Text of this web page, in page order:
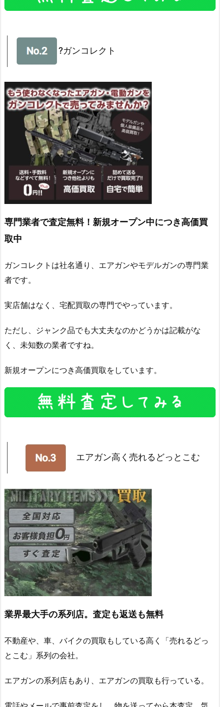
?ガンコレクト
専門業者で査定無料！新規オープン中につき高価買
取中
ガンコレクトは社名通り、エアガンやモデルガンの専門業
者です。
実店舗はなく、宅配買取の専門でやっています。
ただし、ジャンク品でも大丈夫なのかどうかは記載がな
く、未知数の業者ですね。
新規オープンにつき高価買取をしています。
エアガン高く売れるどっとこむ
業界最大手の系列店。査定も返送も無料
不動産や、車、バイクの買取もしている高く「売れるどっ
とこむ」系列の会社。
エアガンの系列店もあり、エアガンの買取も行っている。